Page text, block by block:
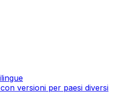
versioni per paesi diversi